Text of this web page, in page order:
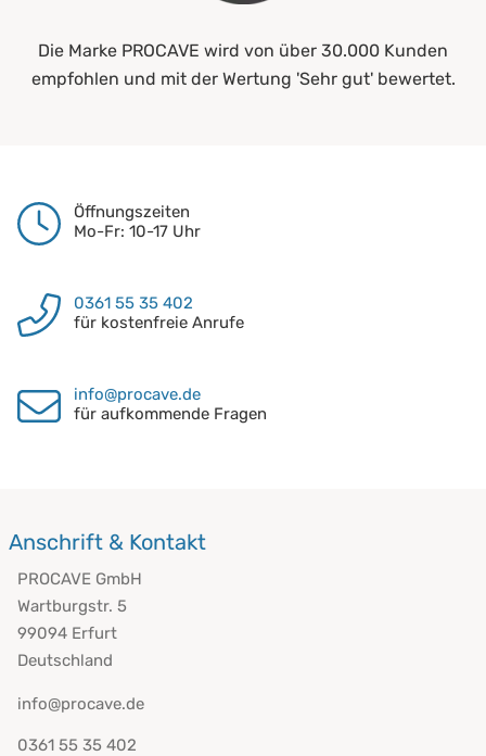
Die Marke PROCAVE wird von über 30.000 Kunden
empfohlen und mit der Wertung 'Sehr gut' bewertet.
Öffnungszeiten
Mo-Fr: 10-17 Uhr
0361 55 35 402
für kostenfreie Anrufe
info@procave.de
für aufkommende Fragen
Anschrift & Kontakt
PROCAVE GmbH
Wartburgstr. 5
99094 Erfurt
Deutschland
info@procave.de
0361 55 35 402